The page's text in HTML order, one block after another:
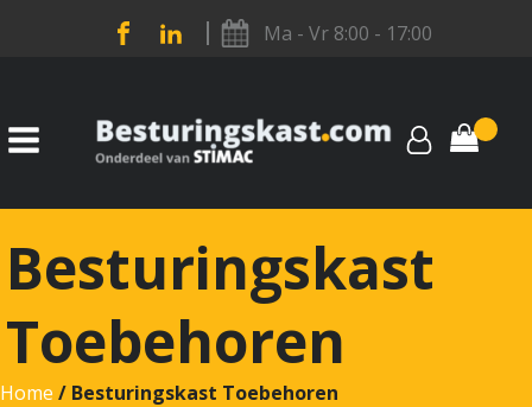
Ma - Vr 8:00 - 17:00
Besturingskast
Toebehoren
Home / Besturingskast Toebehoren